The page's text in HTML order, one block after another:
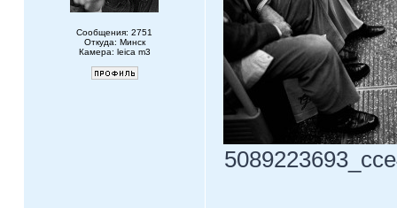
Сообщения: 2751
Откуда: Минск
Камера: leica m3